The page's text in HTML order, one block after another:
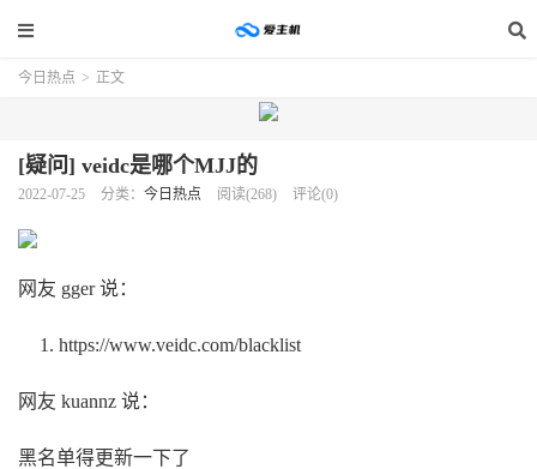
今日热点 > 正文
[疑问] veidc是哪个MJJ的
2022-07-25 分类： 今日热点 阅读(268) 评论(0)
网友 gger 说：
https://www.veidc.com/blacklist
网友 kuannz 说：
黑名单得更新一下了